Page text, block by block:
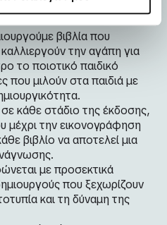
βιβλία που
την αγάπη για
το ποιοτικό παιδικό
που μιλούν στα παιδιά με
σε κάθε στάδιο της έκδοσης,
μέχρι την εικονογράφηση
βιβλίο να αποτελεί μια
με προσεκτικά
που ξεχωρίζουν
και τη δύναμη της